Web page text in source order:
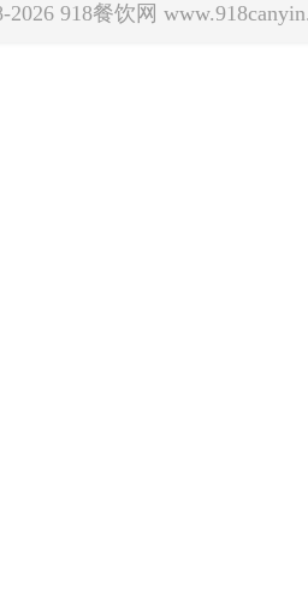
2026 918餐饮网